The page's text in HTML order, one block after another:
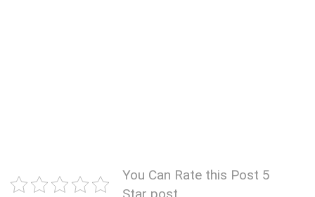
You Can Rate this Post 5